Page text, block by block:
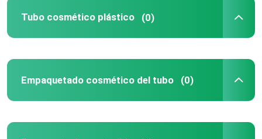
Los tubos de boquilla
ABL Tubos cosméticos
Tubos cosméticos PBL
Tubo cosmético plástico (0)
Empaquetado cosmético del tubo (0)